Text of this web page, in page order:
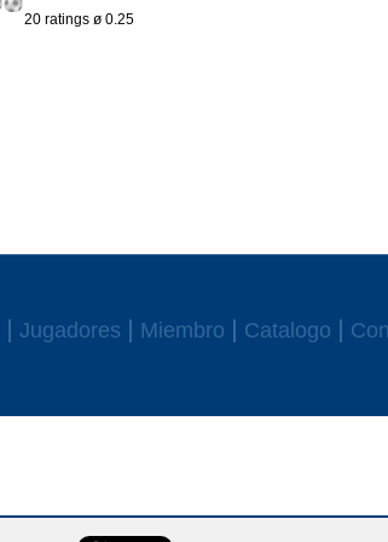
20 ratings ø 0.25
Jugadores Miembro Catalogo